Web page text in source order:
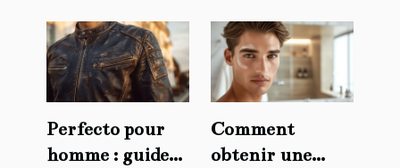
Perfecto pour
homme : guide
Comment
obtenir une